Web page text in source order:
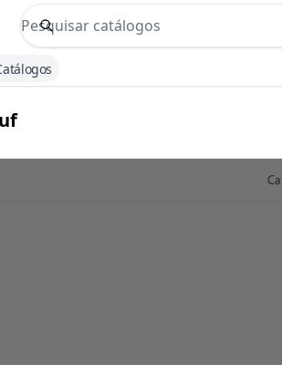
commerce search no header
Procurar